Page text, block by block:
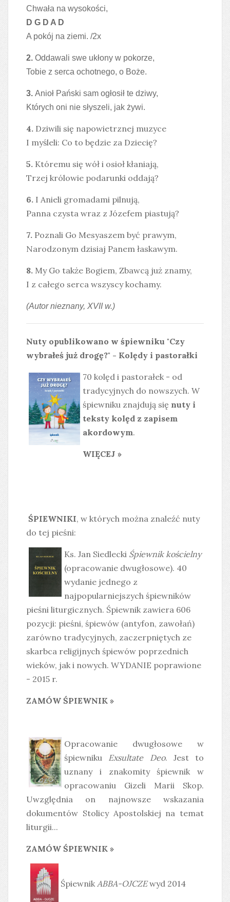
Chwała na wysokości,
D G D A D
A pokój na ziemi. /2x
2. Oddawali swe ukłony w pokorze,
Tobie z serca ochotnego, o Boże.
3. Anioł Pański sam ogłosił te dziwy,
Których oni nie słyszeli, jak żywi.
4. Dziwili się napowietrznej muzyce
I myśleli: Co to będzie za Dziecię?
5. Któremu się wół i osioł kłaniają,
Trzej królowie podarunki oddają?
6. I Anieli gromadami pilnują,
Panna czysta wraz z Józefem piastują?
7. Poznali Go Mesyaszem być prawym,
Narodzonym dzisiaj Panem łaskawym.
8. My Go także Bogiem, Zbawcą już znamy,
I z całego serca wszyscy kochamy.
(Autor nieznany, XVII w.)
Nuty opublikowano w śpiewniku "Czy
wybrałeś już drogę?" - Kolędy i pastorałki
70 kolęd i pastorałek - od
tradycyjnych do nowszych. W
śpiewniku znajdują się nuty i
teksty kolęd z zapisem
akordowym.
WIĘCEJ »
ŚPIEWNIKI, w których można znaleźć nuty
do tej pieśni:
Ks. Jan Siedlecki Śpiewnik kościelny
(opracowanie dwugłosowe). 40
wydanie jednego z
najpopularniejszych śpiewników
pieśni liturgicznych. Śpiewnik zawiera 606
pozycji: pieśni, śpiewów (antyfon, zawołań)
zarówno tradycyjnych, zaczerpniętych ze
skarbca religijnych śpiewów poprzednich
wieków, jak i nowych. WYDANIE poprawione
- 2015 r.
ZAMÓW ŚPIEWNIK »
Opracowanie dwugłosowe w
śpiewniku Exsultate Deo. Jest to
uznany i znakomity śpiewnik w
opracowaniu Gizeli Marii Skop.
Uwzględnia on najnowsze wskazania
dokumentów Stolicy Apostolskiej na temat
liturgii...
ZAMÓW ŚPIEWNIK »
Śpiewnik ABBA-OJCZEwyd 2014